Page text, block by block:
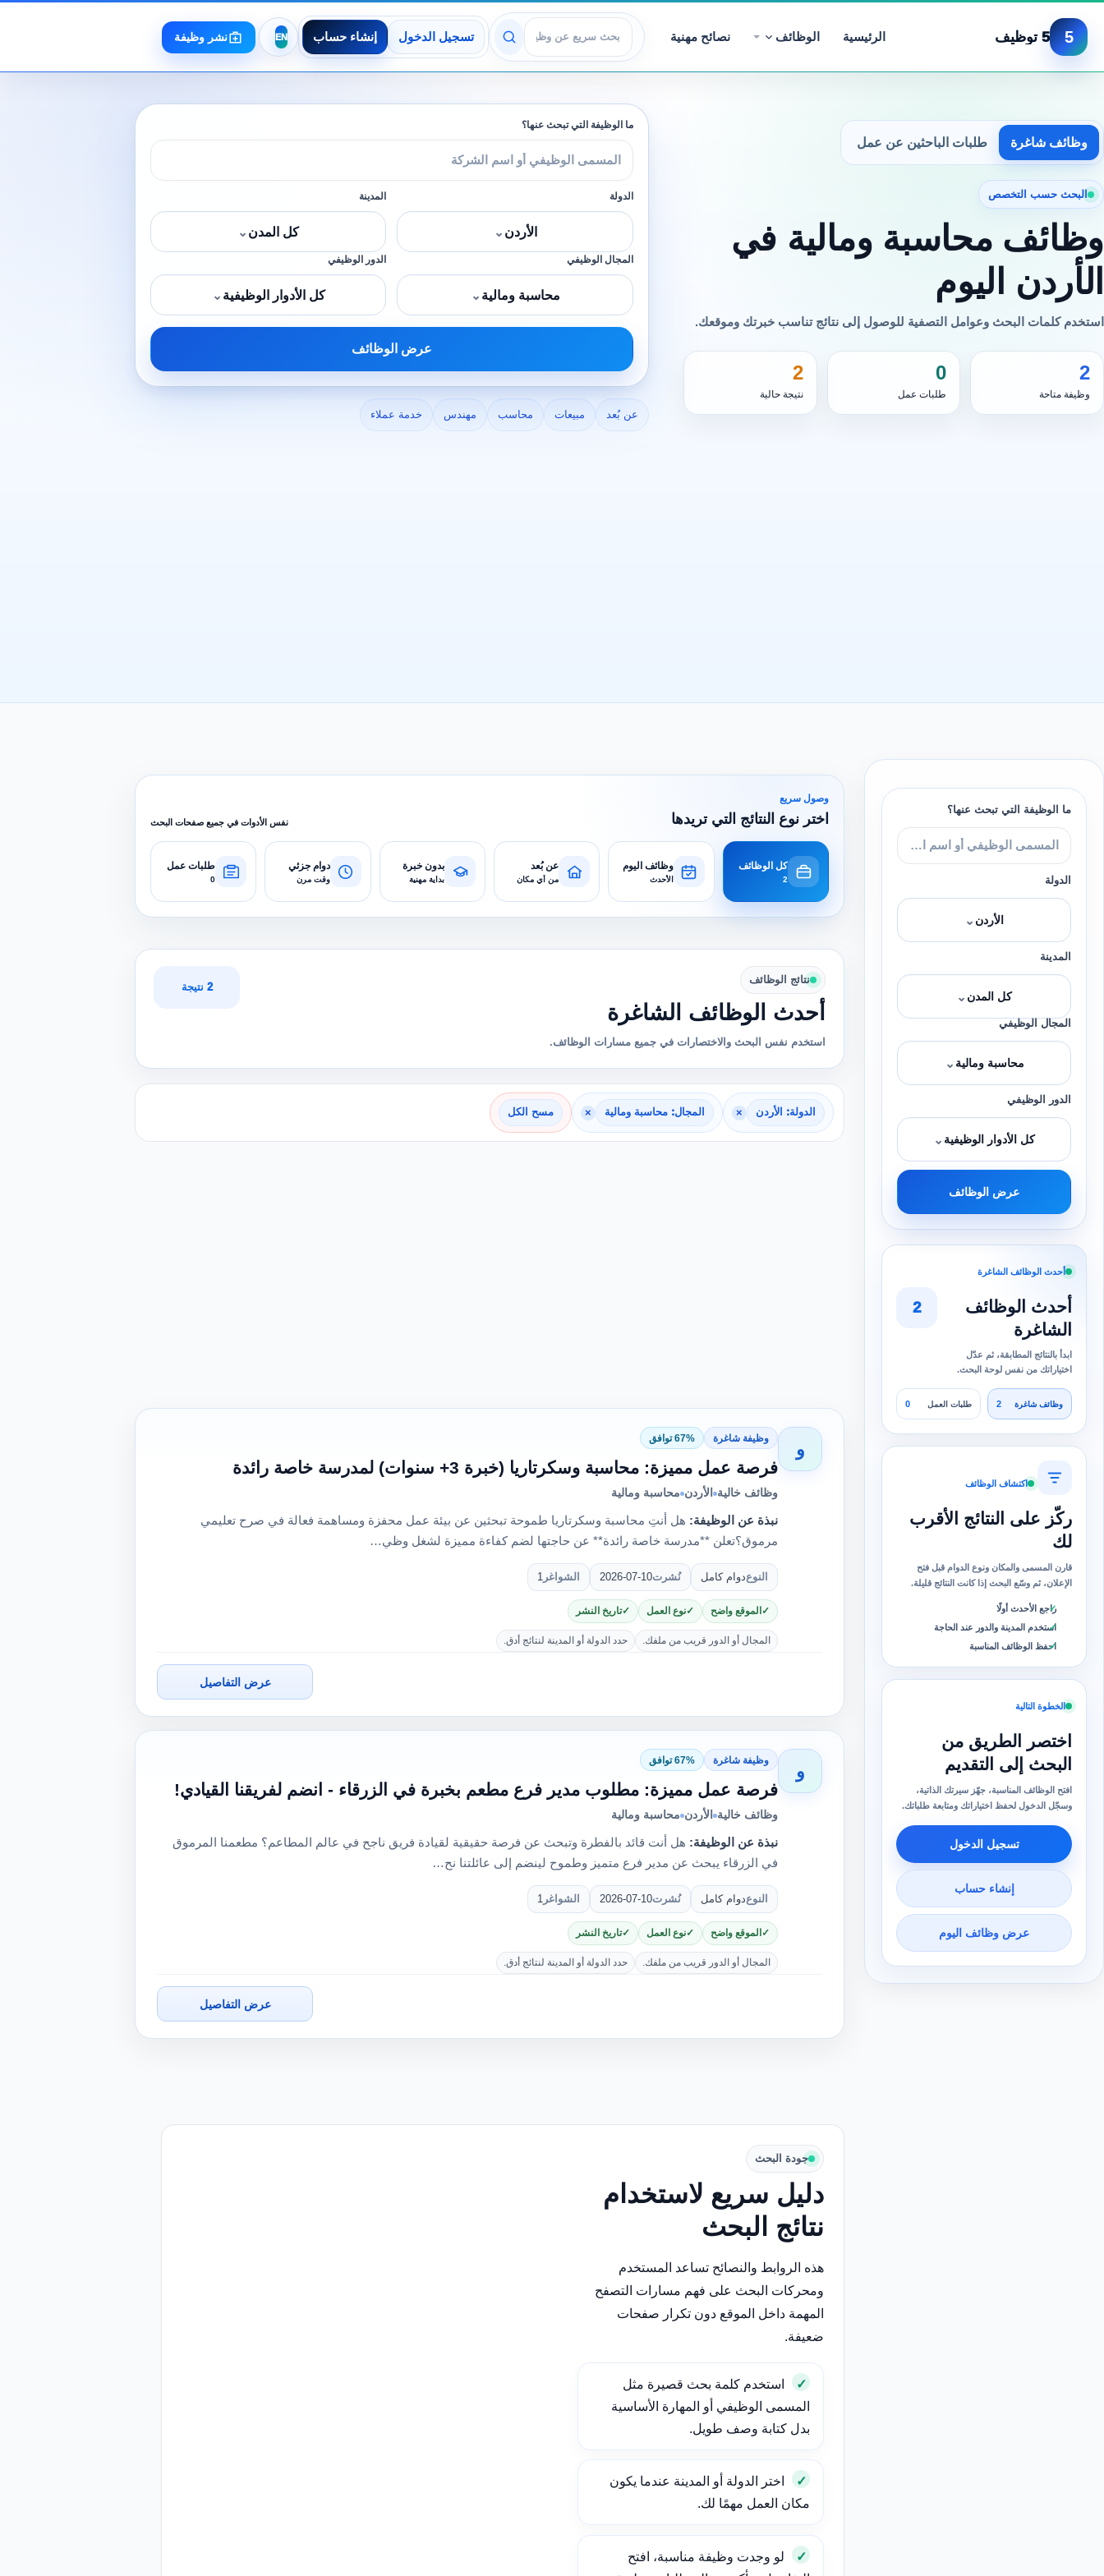
5 5 توظيف الرئيسية الوظائف نصائح مهنية
عرض الوظائف
تسجيل الدخول إنشاء حساب نشر وظيفة
وظائف شاغرة طلبات الباحثين عن عمل
البحث حسب التخصص
وظائف محاسبة ومالية في
الأردن اليوم
استخدم كلمات البحث وعوامل التصفية للوصول إلى نتائج تناسب خبرتك وموقعك.
2
وظيفة متاحة
0
طلبات عمل
2
نتيجة حالية
ما الوظيفة التي تبحث عنها؟
الدولة
الأردن ⌄
المدينة
كل المدن ⌄
المجال الوظيفي
محاسبة ومالية ⌄
الدور الوظيفي
كل الأدوار الوظيفية ⌄
عرض الوظائف
عن بُعد مبيعات محاسب مهندس خدمة عملاء
ما الوظيفة التي تبحث عنها؟
الدولة
الأردن ⌄
المدينة
كل المدن ⌄
المجال الوظيفي
محاسبة ومالية ⌄
الدور الوظيفي
كل الأدوار الوظيفية ⌄
عرض الوظائف
أحدث الوظائف الشاغرة
أحدث الوظائف
الشاغرة
ابدأ بالنتائج المطابقة، ثم عدّل
اختياراتك من نفس لوحة البحث.
2
وظائف شاغرة 2 طلبات العمل 0
اكتشاف الوظائف
ركّز على النتائج الأقرب
لك
قارن المسمى والمكان ونوع الدوام قبل فتح
الإعلان، ثم وسّع البحث إذا كانت النتائج قليلة.
راجع الأحدث أولًا
استخدم المدينة والدور عند الحاجة
احفظ الوظائف المناسبة
الخطوة التالية
اختصر الطريق من
البحث إلى التقديم
افتح الوظائف المناسبة، جهّز سيرتك الذاتية،
وسجّل الدخول لحفظ اختياراتك ومتابعة طلباتك.
تسجيل الدخول
إنشاء حساب
عرض وظائف اليوم
وصول سريع
اختر نوع النتائج التي تريدها نفس الأدوات في جميع صفحات البحث
كل الوظائف
2
وظائف اليوم
الأحدث
عن بُعد
من أي مكان
بدون خبرة
بداية مهنية
دوام جزئي
وقت مرن
طلبات عمل
0
نتائج الوظائف
أحدث الوظائف الشاغرة
استخدم نفس البحث والاختصارات في جميع مسارات الوظائف.
2 نتيجة
الدولة: الأردن × المجال: محاسبة ومالية × مسح الكل
و
وظيفة شاغرة 67% توافق
فرصة عمل مميزة: محاسبة وسكرتاريا (خبرة 3+ سنوات) لمدرسة خاصة رائدة
وظائف خالية الأردن محاسبة ومالية
نبذة عن الوظيفة: هل أنتِ محاسبة وسكرتاريا طموحة تبحثين عن بيئة عمل محفزة ومساهمة فعالة في صرح تعليمي
مرموق؟تعلن **مدرسة خاصة رائدة** عن حاجتها لضم كفاءة مميزة لشغل وظي…
النوعدوام كامل نُشرت2026-07-10 الشواغر 1
الموقع واضح نوع العمل تاريخ النشر
المجال أو الدور قريب من ملفك. حدد الدولة أو المدينة لنتائج أدق.
عرض التفاصيل
و
وظيفة شاغرة 67% توافق
فرصة عمل مميزة: مطلوب مدير فرع مطعم بخبرة في الزرقاء - انضم لفريقنا القيادي!
وظائف خالية الأردن محاسبة ومالية
نبذة عن الوظيفة: هل أنت قائد بالفطرة وتبحث عن فرصة حقيقية لقيادة فريق ناجح في عالم المطاعم؟ مطعمنا المرموق
في الزرقاء يبحث عن مدير فرع متميز وطموح لينضم إلى عائلتنا نح…
النوعدوام كامل نُشرت2026-07-10 الشواغر 1
الموقع واضح نوع العمل تاريخ النشر
المجال أو الدور قريب من ملفك. حدد الدولة أو المدينة لنتائج أدق.
عرض التفاصيل
جودة البحث
دليل سريع لاستخدام
نتائج البحث
هذه الروابط والنصائح تساعد المستخدم
ومحركات البحث على فهم مسارات التصفح
المهمة داخل الموقع دون تكرار صفحات
ضعيفة.
استخدم كلمة بحث قصيرة مثل
المسمى الوظيفي أو المهارة الأساسية
بدل كتابة وصف طويل.
اختر الدولة أو المدينة عندما يكون
مكان العمل مهمًا لك.
لو وجدت وظيفة مناسبة، افتح